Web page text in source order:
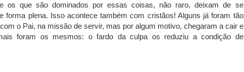
os que são dominados por essas coisas, não raro, deixam de se
forma plena. Isso acontece também com cristãos! Alguns já foram tão
o Pai, na missão de servir, mas por algum motivo, chegaram a cair e
foram os mesmos: o fardo da culpa os reduziu a condição de